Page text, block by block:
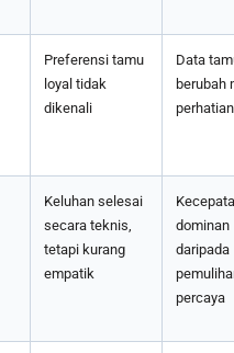
Preferensi tamu
loyal tidak
dikenali
Data
berubah
Keluhan selesai
secara teknis,
tetapi kurang
empatik
dominan
daripada
percaya